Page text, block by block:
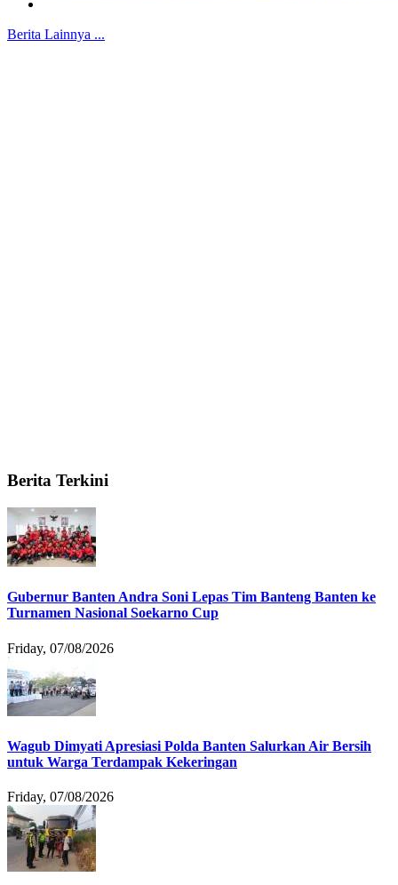
Berita Lainnya ...
Berita Terkini
Gubernur Banten Andra Soni Lepas Tim Banteng Banten ke
Turnamen Nasional Soekarno Cup
Friday, 07/08/2026
Wagub Dimyati Apresiasi Polda Banten Salurkan Air Bersih
untuk Warga Terdampak Kekeringan
Friday, 07/08/2026